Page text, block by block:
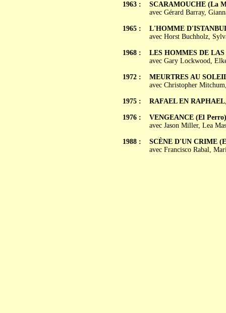
1963 :
1965 :
1968 :
1972 :
1975 :
1976 :
1988 :
SCARAMOUCHE (La
avec Gérard Barray,
L'HOMME
avec Horst Buchholz,
LES HOMMES DE LAS
avec Gary Lockwood,
MEURTRES AU
avec Christopher
RAFAEL EN RAPHAEL
VENGEANCE (El Perro)
avec Jason Miller, Lea
SCÈNE D'UN CRIME
avec Francisco Rabal,